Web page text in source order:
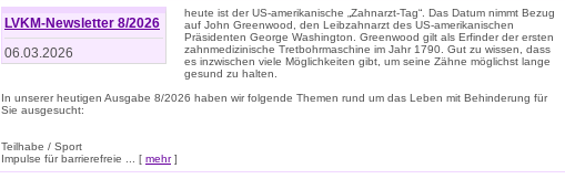
LVKM-Newsletter 8/2026
06.03.2026
heute ist der US-amerikanische „Zahnarzt-Tag“. Das Datum nimmt Bezug
auf John Greenwood, den Leibzahnarzt des US-amerikanischen
Präsidenten George Washington. Greenwood gilt als Erfinder der ersten
zahnmedizinische Tretbohrmaschine im Jahr 1790. Gut zu wissen, dass
es inzwischen viele Möglichkeiten gibt, um seine Zähne möglichst lange
gesund zu halten.
In unserer heutigen Ausgabe 8/2026 haben wir folgende Themen rund um das Leben mit Behinderung für
Sie ausgesucht:
Teilhabe / Sport
Impulse für barrierefreie ... [ mehr]